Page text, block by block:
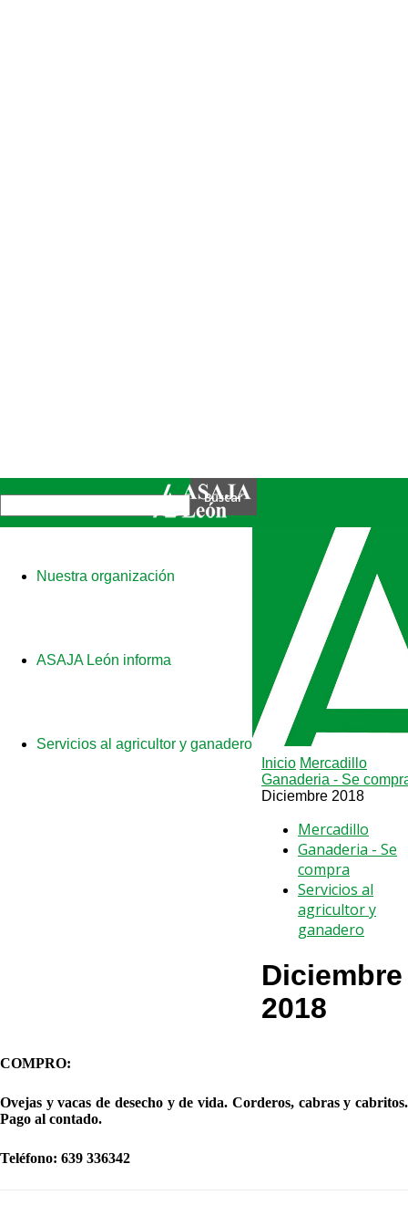
Nuestra organización
ASAJA León informa
Servicios al agricultor y ganadero
Inicio Mercadillo
Ganaderia - Se
Diciembre 2018
Mercadillo
Ganaderia - Se
compra
Servicios al
agricultor y
ganadero
Diciembre
2018
COMPRO:
Ovejas y vacas de desecho y de vida. Corderos, cabras y cabritos.
Pago al contado.
Teléfono: 639 336342